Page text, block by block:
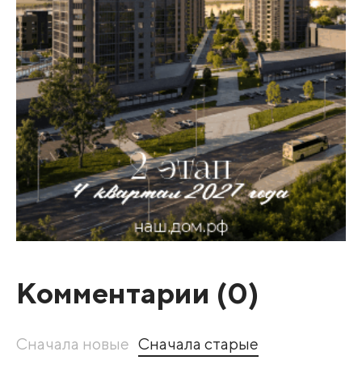
Комментарии (0)
Сначала новые Сначала старые